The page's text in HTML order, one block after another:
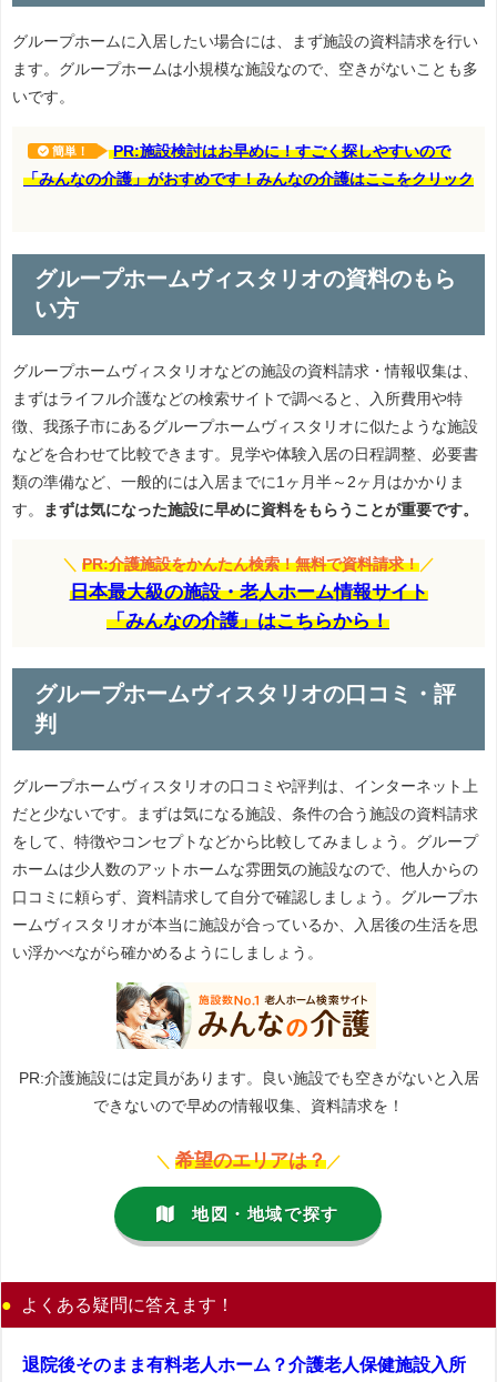
グループホームに入居したい場合には、まず施設の資料請求を行い
ます。グループホームは小規模な施設なので、空きがないことも多
いです。
簡単！
PR:施設検討はお早めに！すごく探しやすいので
「みんなの介護」がおすめです！みんなの介護はここをクリック
グループホームヴィスタリオの資料のもら
い方
グループホームヴィスタリオなどの施設の資料請求・情報収集は、
まずはライフル介護などの検索サイトで調べると、入所費用や特
徴、我孫子市にあるグループホームヴィスタリオに似たような施設
などを合わせて比較できます。見学や体験入居の日程調整、必要書
類の準備など、一般的には入居までに1ヶ月半～2ヶ月はかかりま
す。
まずは気になった施設に早めに資料をもらうことが重要です。
＼ PR:介護施設をかんたん検索！無料で資料請求！ ／
日本最大級の施設・老人ホーム情報サイト
「みんなの介護」はこちらから！
グループホームヴィスタリオの口コミ・評
判
グループホームヴィスタリオの口コミや評判は、インターネット上
だと少ないです。まずは気になる施設、条件の合う施設の資料請求
をして、特徴やコンセプトなどから比較してみましょう。グループ
ホームは少人数のアットホームな雰囲気の施設なので、他人からの
口コミに頼らず、資料請求して自分で確認しましょう。グループホ
ームヴィスタリオが本当に施設が合っているか、入居後の生活を思
い浮かべながら確かめるようにしましょう。
PR:介護施設には定員があります。良い施設でも空きがないと入居
できないので早めの情報収集、資料請求を！
＼ 希望のエリアは？ ／
地図・地域で探す
よくある疑問に答えます！
退院後そのまま有料老人ホーム？介護老人保健施設入所